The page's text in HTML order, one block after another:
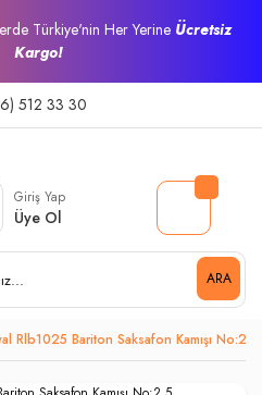
Türkiye'nin Her Yerine Ücretsiz
Kargo!
512 33 30
ARA
Giriş Yap
Üye Ol
Rlb1025 Bariton Saksafon Kamışı No:2,5